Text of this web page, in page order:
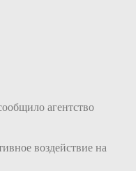
агентство
воздействие на